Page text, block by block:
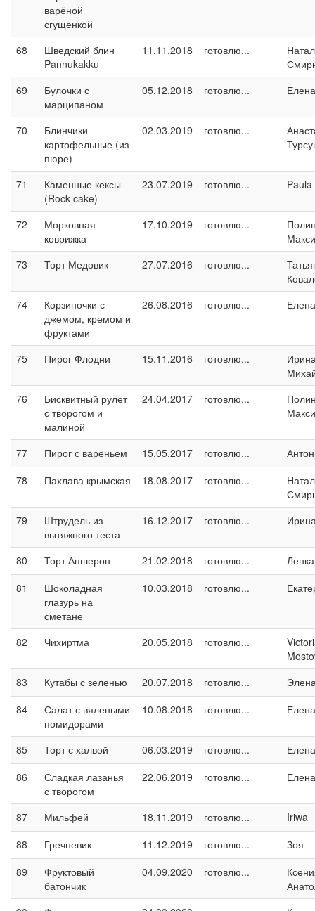
варёной
сгущенкой
68
Шведский блин
Pannukakku
11.11.2018 готовлю...
69
Булочки с
марципаном
05.12.2018 готовлю...
70
Блинчики
картофельные (из
пюре)
02.03.2019 готовлю...
71
Каменные кексы
(Rock cake)
23.07.2019 готовлю... Paula
72
Морковная
коврижка
17.10.2019 готовлю...
73
Торт Медовик 27.07.2016 готовлю...
74
Корзиночки с
джемом, кремом и
фруктами
26.08.2016 готовлю... Елена
75 Пирог Флодни 15.11.2016 готовлю...
76
Бисквитный рулет
с творогом и
малиной
24.04.2017 готовлю...
77 Пирог с вареньем 15.05.2017 готовлю...
78
Пахлава крымская 18.08.2017 готовлю...
79
Штрудель из
вытяжного теста
16.12.2017 готовлю...
80 Торт Апшерон 21.02.2018 готовлю...
81
Шоколадная
глазурь на
сметане
10.03.2018 готовлю...
82 Чихиртма 20.05.2018 готовлю...
83
Кутабы с зеленью 20.07.2018 готовлю...
84
Салат с вялеными
помидорами
10.08.2018 готовлю...
85 Торт с халвой 06.03.2019 готовлю...
Елена
86
Сладкая лазанья
с творогом
22.06.2019 готовлю...
87 Мильфей 18.11.2019 готовлю...
Iriwa
88
Гречневик 11.12.2019 готовлю...
Зоя
89
Фруктовый
батончик
04.09.2020 готовлю...